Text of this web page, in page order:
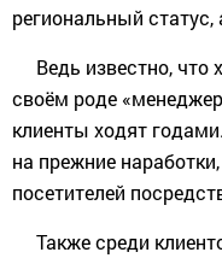
региональный
Ведь известно, что
своём роде
клиенты ходят
на прежние
посетителей
Также среди